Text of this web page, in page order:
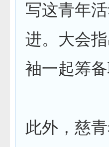
写这青年
进。大会
袖一起筹
此外，慈